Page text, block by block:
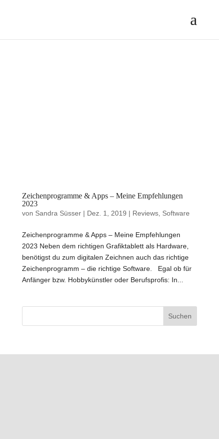
Zeichenprogramme & Apps – Meine Empfehlungen
2023
von Sandra Süsser| Dez. 1, 2019 | Reviews, Software
Zeichenprogramme & Apps – Meine Empfehlungen
2023 Neben dem richtigen Grafiktablett als Hardware,
benötigst du zum digitalen Zeichnen auch das richtige
Zeichenprogramm – die richtige Software. Egal ob für
Anfänger bzw. Hobbykünstler oder Berufsprofis: In...